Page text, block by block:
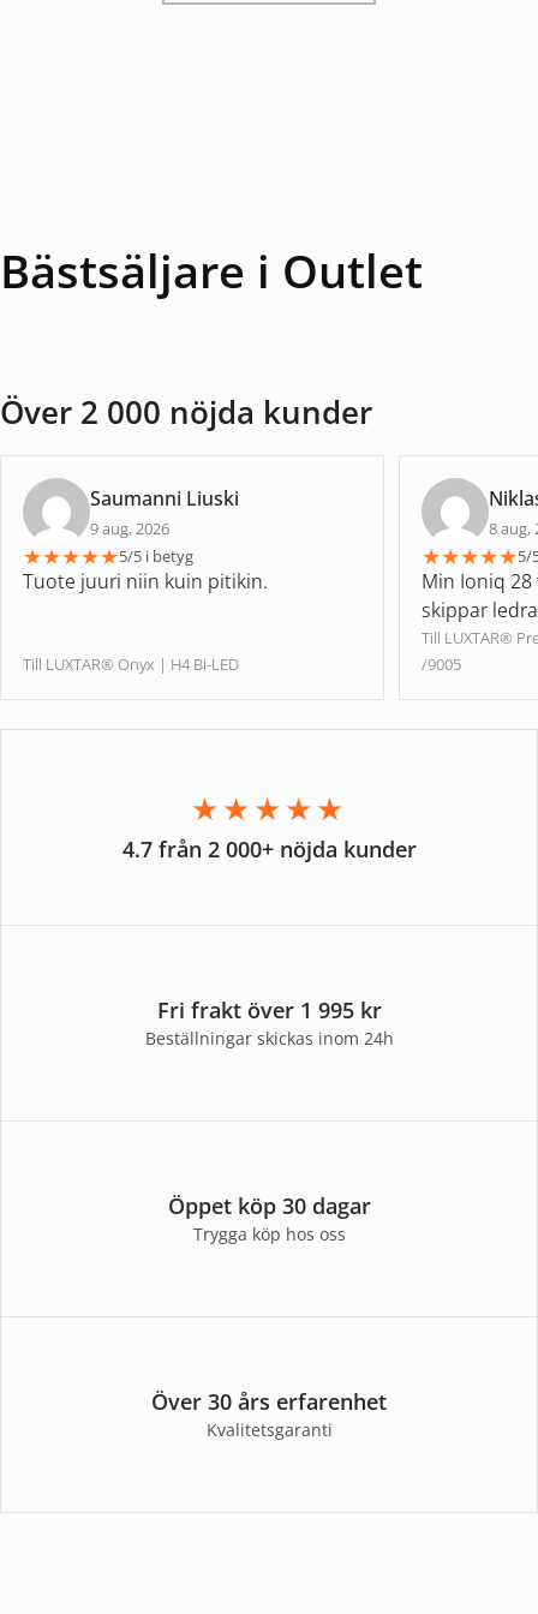
Bästsäljare i Outlet
Över 2 000 nöjda kunder
Saumanni Liuski
9 aug, 2026
★★★★★5/5 i betyg
Tuote juuri niin kuin pitikin.
Till LUXTAR® Onyx | H4 Bi-LED
8 aug,
★★★★★5/
Min Ioniq
skippar
Till LUXTAR®
/9005
★★★★★
4.7 från 2 000+ nöjda kunder
Fri frakt över 1 995 kr
Beställningar skickas inom 24h
Öppet köp 30 dagar
Trygga köp hos oss
Över 30 års erfarenhet
Kvalitetsgaranti